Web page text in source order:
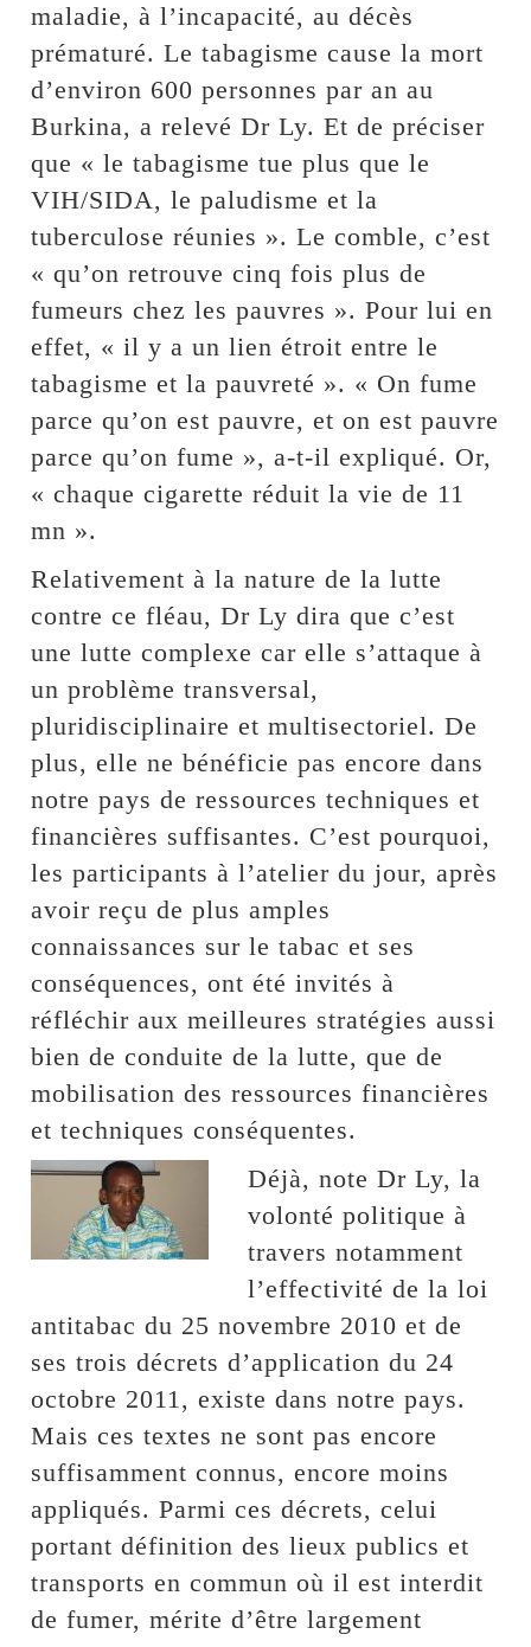
maladie, à l’incapacité, au décès
prématuré. Le tabagisme cause la mort
d’environ 600 personnes par an au
Burkina, a relevé Dr Ly. Et de préciser
que « le tabagisme tue plus que le
VIH/SIDA, le paludisme et la
tuberculose réunies ». Le comble, c’est
« qu’on retrouve cinq fois plus de
fumeurs chez les pauvres ». Pour lui en
effet, « il y a un lien étroit entre le
tabagisme et la pauvreté ». « On fume
parce qu’on est pauvre, et on est pauvre
parce qu’on fume », a-t-il expliqué. Or,
« chaque cigarette réduit la vie de 11
mn ».
Relativement à la nature de la lutte
contre ce fléau, Dr Ly dira que c’est
une lutte complexe car elle s’attaque à
un problème transversal,
pluridisciplinaire et multisectoriel. De
plus, elle ne bénéficie pas encore dans
notre pays de ressources techniques et
financières suffisantes. C’est pourquoi,
les participants à l’atelier du jour, après
avoir reçu de plus amples
connaissances sur le tabac et ses
conséquences, ont été invités à
réfléchir aux meilleures stratégies aussi
bien de conduite de la lutte, que de
mobilisation des ressources financières
et techniques conséquentes.
Déjà, note Dr Ly, la
volonté politique à
travers notamment
l’effectivité de la loi
antitabac du 25 novembre 2010 et de
ses trois décrets d’application du 24
octobre 2011, existe dans notre pays.
Mais ces textes ne sont pas encore
suffisamment connus, encore moins
appliqués. Parmi ces décrets, celui
portant définition des lieux publics et
transports en commun où il est interdit
de fumer, mérite d’être largement